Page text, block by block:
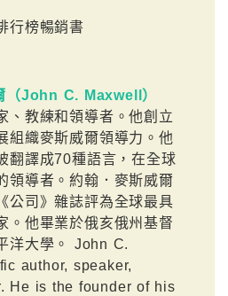
行榜暢銷書
（John C. Maxwell）
、教練和領導者。他創立
組織麥斯威爾領導力。他
翻譯成70種語言，在全球
領導者。約翰．麥斯威爾
公司》雜誌評為全球最具
。他畢業於俄亥俄州基督
洋大學。 John C.
author, speaker,
He is the founder of his